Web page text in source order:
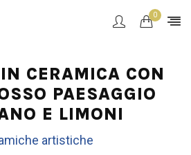
0
CERAMICA CON
PAESAGGIO
E LIMONI
artistiche